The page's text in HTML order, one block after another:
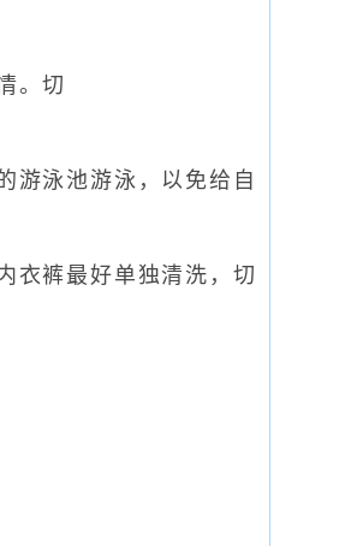
。切
泳池游泳，以免给自
裤最好单独清洗，切